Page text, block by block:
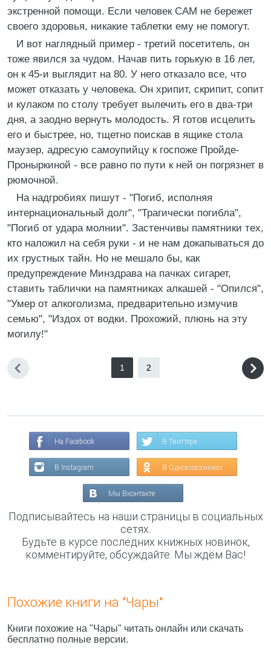
экстренной помощи. Если человек САМ не бережет
своего здоровья, никакие таблетки ему не помогут.
И вот наглядный пример - третий посетитель, он
тоже явился за чудом. Hачав пить горькую в 16 лет,
он к 45-и выглядит на 80. У него отказало все, что
может отказать у человека. Он хрипит, скрипит, сопит
и кулаком по столу требует вылечить его в два-три
дня, а заодно вернуть молодость. Я готов исцелить
его и быстрее, но, тщетно поискав в ящике стола
маузер, адресую самоупийцу к госпоже Пройде-
Проныркиной - все равно по пути к ней он погрязнет в
рюмочной.
Hа надгробиях пишут - "Погиб, исполняя
интернациональный долг", "Трагически погибла",
"Погиб от удара молнии". Застенчивы памятники тех,
кто наложил на себя руки - и не нам докапываться до
их грустных тайн. Hо не мешало бы, как
предупреждение Минздрава на пачках сигарет,
ставить таблички на памятниках алкашей - "Опился",
"Умер от алкоголизма, предварительно измучив
семью", "Издох от водки. Прохожий, плюнь на эту
могилу!"
1 2
На Facebook В Твиттере
В Instagram В Одноклассниках
Мы Вконтакте
Подписывайтесь на наши страницы в социальных
сетях.
Будьте в курсе последних книжных новинок,
комментируйте, обсуждайте. Мы ждём Вас!
Похожие книги на "Чары"
Книги похожие на "Чары" читать онлайн или скачать
бесплатно полные версии.